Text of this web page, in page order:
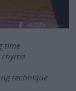
time
technique